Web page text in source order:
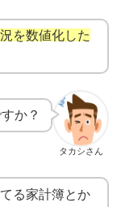
を数値化した
タカシさん
か？
る家計簿とか